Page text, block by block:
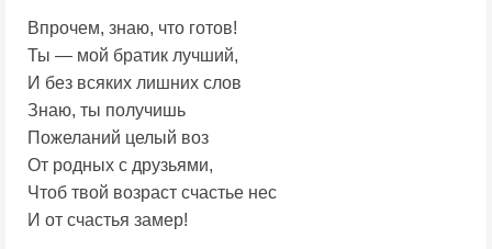
Впрочем, знаю, что готов!
Ты — мой братик лучший,
И без всяких лишних слов
Знаю, ты получишь
Пожеланий целый воз
От родных с друзьями,
Чтоб твой возраст счастье нес
И от счастья замер!